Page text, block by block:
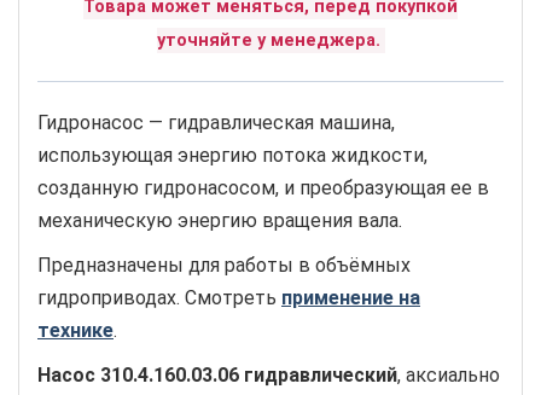
Товара может меняться, перед покупкой
уточняйте у менеджера.
Гидронасос — гидравлическая машина,
использующая энергию потока жидкости,
созданную гидронасосом, и преобразующая ее в
механическую энергию вращения вала.
Предназначены для работы в объёмных
гидроприводах. Смотреть применение на
технике.
Насос 310.4.160.03.06 гидравлический, аксиально